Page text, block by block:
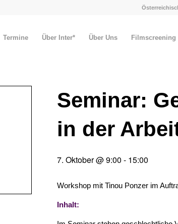
Termine Über Inter* Über Uns Filmscreening
Seminar:
in der
7. Oktober @ 9:00 - 15:00
Workshop mit Tinou Ponzer im
Inhalt: